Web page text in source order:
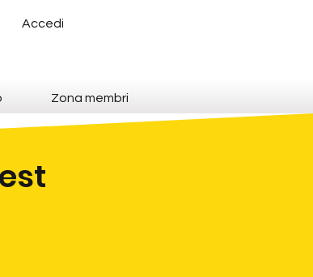
Accedi
Zona membri